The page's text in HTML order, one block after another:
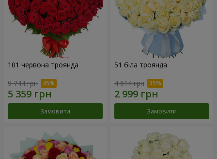
101 червона троянда
9 744 грн
Замовити
51 біла троянда
4 614 грн
Замовити